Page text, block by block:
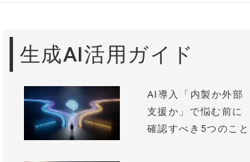
生成AI活用ガイド
AI導入「内製か外部
支援か」で悩む前に
確認すべき5つのこと